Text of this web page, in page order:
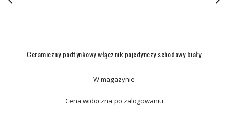
Ceramiczny podtynkowy włącznik pojedynczy schodowy biały
W magazynie
Cena widoczna po zalogowaniu